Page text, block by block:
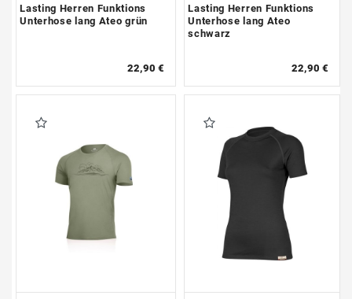
Lasting Herren Funktions
Unterhose lang Ateo grün
22,90 €
Lasting Herren Funktions
Unterhose lang Ateo
schwarz
22,90 €